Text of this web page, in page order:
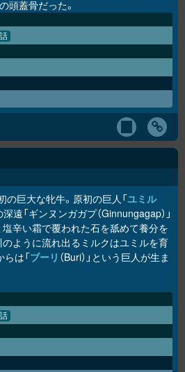
の頭蓋骨だった。
巨大な牝牛。原初の巨人「ユミル
深遠「ギンヌンガガプ（Ginnungagap）」
塩辛い霜で覆われた石を舐めて養分を
のように流れ出るミルクはユミルを育
は「ブーリ （Buri）」という巨人が生ま